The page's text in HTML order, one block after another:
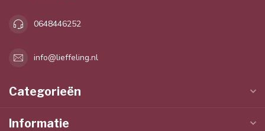
0648446252
info@lieffeling.nl
Categorieën
Informatie